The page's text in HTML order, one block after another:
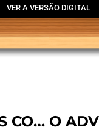
VER A VERSÃO DIGITAL
3 MESES COM SÃO JOSÉ: EM ORAÇÃO PELA MINHA FAMÍLIA